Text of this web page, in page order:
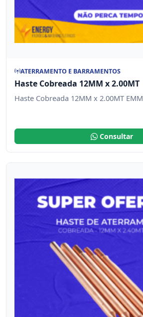
ATERRAMENTO E BARRAMENTOS
Haste Cobreada 12MM x 2.00MT
Haste Cobreada 12MM x 2.00MT EMM
Consultar